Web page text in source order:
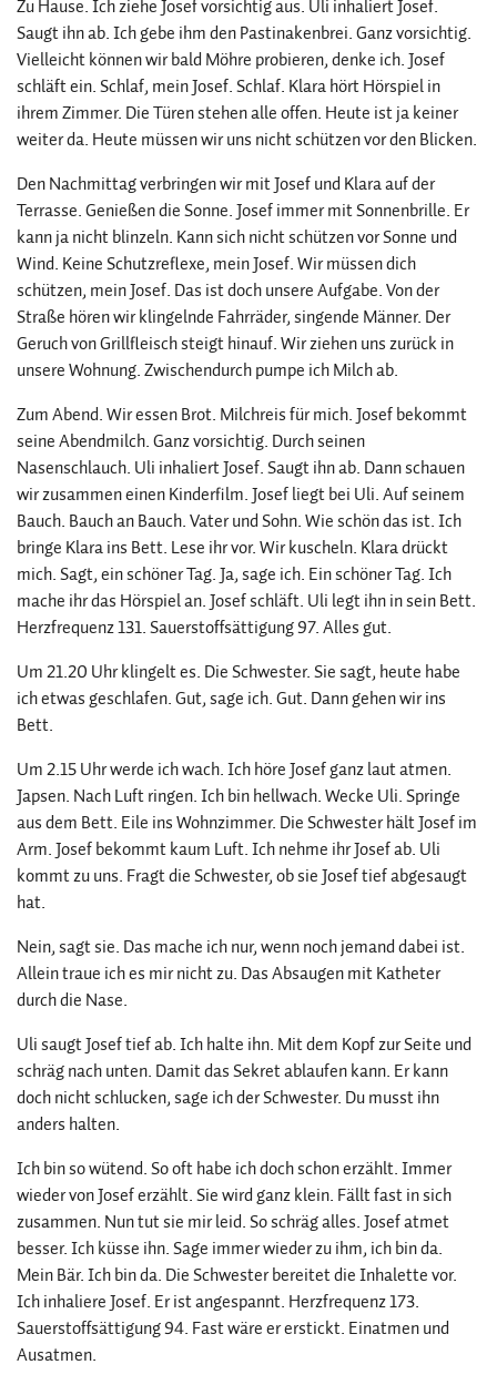
Zu Hause. Ich ziehe Josef vorsichtig aus. Uli inhaliert Josef.
Saugt ihn ab. Ich gebe ihm den Pastinakenbrei. Ganz vorsichtig.
Vielleicht können wir bald Möhre probieren, denke ich. Josef
schläft ein. Schlaf, mein Josef. Schlaf. Klara hört Hörspiel in
ihrem Zimmer. Die Türen stehen alle offen. Heute ist ja keiner
weiter da. Heute müssen wir uns nicht schützen vor den Blicken.
Den Nachmittag verbringen wir mit Josef und Klara auf der
Terrasse. Genießen die Sonne. Josef immer mit Sonnenbrille. Er
kann ja nicht blinzeln. Kann sich nicht schützen vor Sonne und
Wind. Keine Schutzreflexe, mein Josef. Wir müssen dich
schützen, mein Josef. Das ist doch unsere Aufgabe. Von der
Straße hören wir klingelnde Fahrräder, singende Männer. Der
Geruch von Grillfleisch steigt hinauf. Wir ziehen uns zurück in
unsere Wohnung. Zwischendurch pumpe ich Milch ab.
Zum Abend. Wir essen Brot. Milchreis für mich. Josef bekommt
seine Abendmilch. Ganz vorsichtig. Durch seinen
Nasenschlauch. Uli inhaliert Josef. Saugt ihn ab. Dann schauen
wir zusammen einen Kinderfilm. Josef liegt bei Uli. Auf seinem
Bauch. Bauch an Bauch. Vater und Sohn. Wie schön das ist. Ich
bringe Klara ins Bett. Lese ihr vor. Wir kuscheln. Klara drückt
mich. Sagt, ein schöner Tag. Ja, sage ich. Ein schöner Tag. Ich
mache ihr das Hörspiel an. Josef schläft. Uli legt ihn in sein Bett.
Herzfrequenz 131. Sauerstoffsättigung 97. Alles gut.
Um 21.20 Uhr klingelt es. Die Schwester. Sie sagt, heute habe
ich etwas geschlafen. Gut, sage ich. Gut. Dann gehen wir ins
Bett.
Um 2.15 Uhr werde ich wach. Ich höre Josef ganz laut atmen.
Japsen. Nach Luft ringen. Ich bin hellwach. Wecke Uli. Springe
aus dem Bett. Eile ins Wohnzimmer. Die Schwester hält Josef im
Arm. Josef bekommt kaum Luft. Ich nehme ihr Josef ab. Uli
kommt zu uns. Fragt die Schwester, ob sie Josef tief abgesaugt
hat.
Nein, sagt sie. Das mache ich nur, wenn noch jemand dabei ist.
Allein traue ich es mir nicht zu. Das Absaugen mit Katheter
durch die Nase.
Uli saugt Josef tief ab. Ich halte ihn. Mit dem Kopf zur Seite und
schräg nach unten. Damit das Sekret ablaufen kann. Er kann
doch nicht schlucken, sage ich der Schwester. Du musst ihn
anders halten.
Ich bin so wütend. So oft habe ich doch schon erzählt. Immer
wieder von Josef erzählt. Sie wird ganz klein. Fällt fast in sich
zusammen. Nun tut sie mir leid. So schräg alles. Josef atmet
besser. Ich küsse ihn. Sage immer wieder zu ihm, ich bin da.
Mein Bär. Ich bin da. Die Schwester bereitet die Inhalette vor.
Ich inhaliere Josef. Er ist angespannt. Herzfrequenz 173.
Sauerstoffsättigung 94. Fast wäre er erstickt. Einatmen und
Ausatmen.